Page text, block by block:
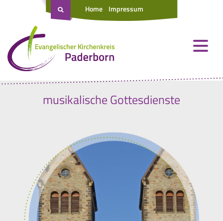
Home Impressum
musikalische Gottesdienste